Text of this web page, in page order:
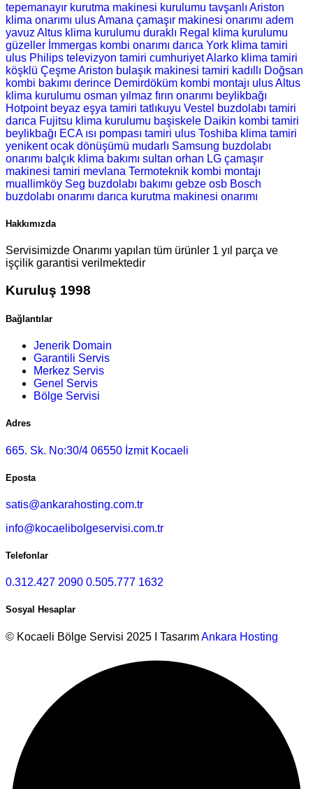
tepemanayır kurutma makinesi kurulumu tavşanlı Ariston
klima onarımı ulus Amana çamaşır makinesi onarımı adem
yavuz Altus klima kurulumu duraklı Regal klima kurulumu
güzeller İmmergas kombi onarımı darıca York klima tamiri
ulus Philips televizyon tamiri cumhuriyet Alarko klima tamiri
köşklü Çeşme Ariston bulaşık makinesi tamiri kadıllı Doğsan
kombi bakımı derince Demirdöküm kombi montajı ulus Altus
klima kurulumu osman yılmaz fırın onarımı beylikbağı
Hotpoint beyaz eşya tamiri tatlıkuyu Vestel buzdolabı tamiri
darıca Fujitsu klima kurulumu başiskele Daikin kombi tamiri
beylikbağı ECA ısı pompası tamiri ulus Toshiba klima tamiri
yenikent ocak dönüşümü mudarlı Samsung buzdolabı
onarımı balçık klima bakımı sultan orhan LG çamaşır
makinesi tamiri mevlana Termoteknik kombi montajı
muallimköy Seg buzdolabı bakımı gebze osb Bosch
buzdolabı onarımı darıca kurutma makinesi onarımı
Hakkımızda
Servisimizde Onarımı yapılan tüm ürünler 1 yıl parça ve
işçilik garantisi verilmektedir
Kuruluş 1998
Bağlantılar
Jenerik Domain
Garantili Servis
Merkez Servis
Genel Servis
Bölge Servisi
Adres
665. Sk. No:30/4 06550 İzmit Kocaeli
Eposta
satis@ankarahosting.com.tr
info@kocaelibolgeservisi.com.tr
Telefonlar
0.312.427 2090 0.505.777 1632
Sosyal Hesaplar
© Kocaeli Bölge Servisi 2025 I TasarımAnkara Hosting